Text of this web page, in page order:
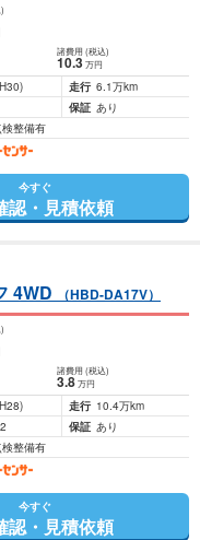
諸費用 (税込)
10.3 万円
走行 6.1万km
保証 あり
整備有
今すぐ
認・見積依頼
4WD （HBD-DA17V）
諸費用 (税込)
3.8 万円
走行 10.4万km
保証 あり
整備有
今すぐ
認・見積依頼